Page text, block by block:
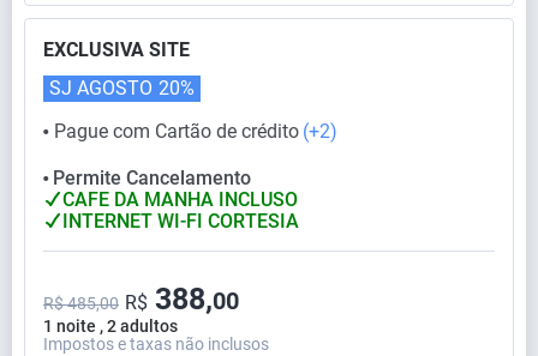
EXCLUSIVA SITE
⬤ Pague com Cartão de crédito (+2)
SJ AGOSTO 20%
⬤
Permite Cancelamento
CAFE DA MANHA INCLUSO
INTERNET WI-FI CORTESIA
1 noite , 2 adultos
R$ 485,00 R$ 388,00
Impostos e taxas não inclusos